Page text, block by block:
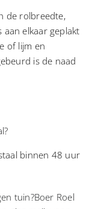
de rolbreedte,
elkaar geplakt
of lijm en
is de naad
binnen 48 uur
tuin?Boer Roel